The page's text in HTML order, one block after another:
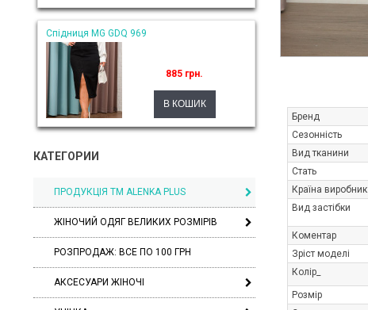
Спідниця MG GDQ 969
885 грн.
КАТЕГОРИИ
ПРОДУКЦІЯ ТМ ALENKA PLUS
ЖІНОЧИЙ ОДЯГ ВЕЛИКИХ РОЗМІРІВ
РОЗПРОДАЖ: ВСЕ ПО 100 ГРН
АКСЕСУАРИ ЖІНОЧІ
Бренд
Сезонність
Вид тканини
Стать
Країна виробник
Вид застібки
Коментар
Зріст моделі
Колір_
Розмір